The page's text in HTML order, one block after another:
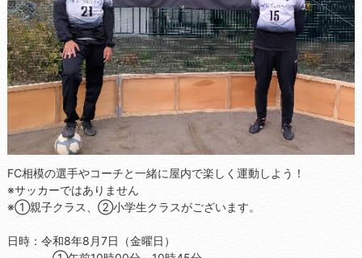
FC相模の選手やコーチと一緒に屋内で楽しく運動しよう！
※サッカーではありません
※①親子クラス、②小学生クラスがございます。
日時：令和8年8月7日（金曜日）